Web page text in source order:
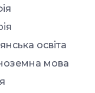
освіта
мова